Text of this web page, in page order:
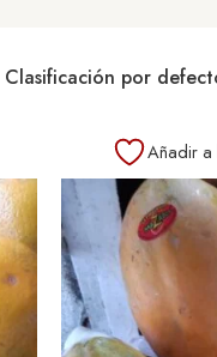
Clasificación por
Añadir a